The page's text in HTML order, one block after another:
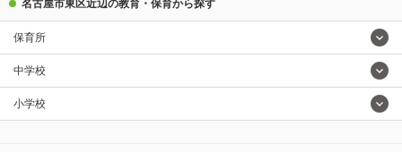
名古屋市東区近辺の教育・保育から探す
保育所
中学校
小学校